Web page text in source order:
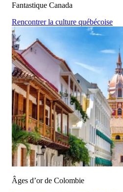
Fantastique Canada
Rencontrer la culture québécoise
Âges d’or de Colombie